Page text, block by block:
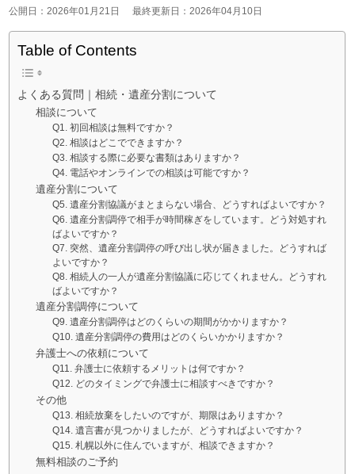
公開日：2026年01月21日 最終更新日：2026年04月10日
Table of Contents
よくある質問｜相続・遺産分割について
相談について
Q1. 初回相談は無料ですか？
Q2. 相談はどこでできますか？
Q3. 相談する際に必要な書類はありますか？
Q4. 電話やオンラインでの相談は可能ですか？
遺産分割について
Q5. 遺産分割協議がまとまらない場合、どうすればよいですか？
Q6. 遺産分割調停で相手が時間稼ぎをしています。どう対処すれ
ばよいですか？
Q7. 突然、遺産分割調停の呼び出し状が届きました。どうすれば
よいですか？
Q8. 相続人の一人が遺産分割協議に応じてくれません。どうすれ
ばよいですか？
遺産分割調停について
Q9. 遺産分割調停はどのくらいの期間がかかりますか？
Q10. 遺産分割調停の費用はどのくらいかかりますか？
弁護士への依頼について
Q11. 弁護士に依頼するメリットは何ですか？
Q12. どのタイミングで弁護士に相談すべきですか？
その他
Q13. 相続放棄をしたいのですが、期限はありますか？
Q14. 遺言書が見つかりましたが、どうすればよいですか？
Q15. 札幌以外に住んでいますが、相談できますか？
無料相談のご予約